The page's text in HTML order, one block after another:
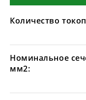
Количество
Номинальное
мм2: